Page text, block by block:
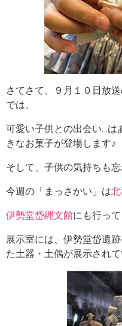
さてさて、９月１０日放
では、
可愛い子供との出会い…は
きなお菓子が登場します♪
そして、子供の気持ちも
今週の「まっさかい」は
伊勢堂岱縄文館にも行って
展示室には、伊勢堂岱遺
た土器・土偶が展示されて